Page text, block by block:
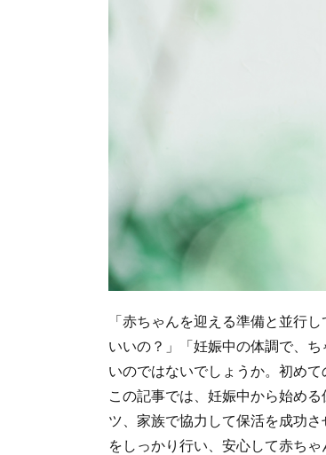
「赤ちゃんを迎える準備と並行
いいの？」「妊娠中の体調で、
いのではないでしょうか。初め
この記事では、妊娠中から始め
ツ、家族で協力して保活を成功
をしっかり行い、安心して赤ちゃ